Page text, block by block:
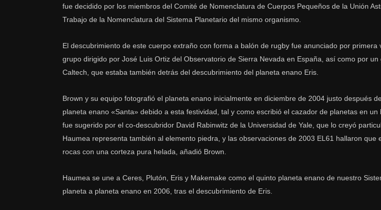
fue decidido por los miembros del Comité de Nomenclatura de Cuerpos Pequeños de la Unión
Trabajo de la Nomenclatura del Sistema Planetario del mismo organismo.
El descubrimiento de este cuerpo extraño con forma a balón de rugby fue anunciado por
grupo dirigido por José Luis Ortiz del Observatorio de Sierra Nevada en España, así como por
Caltech, que estaba también detrás del descubrimiento del planeta enano Eris.
Brown y su equipo fotografió el planeta enano inicialmente en diciembre de 2004 justo después
planeta enano «Santa» debido a esta festividad, tal y como escribió el cazador de planetas en
fue sugerido por el co-descubridor David Rabinwitz de la Universidad de Yale, que lo creyó
Haumea representa también al elemento piedra, y las observaciones de 2003 EL61 hallaron que
rocas con una corteza pura helada, añadió Brown.
Haumea se une a Ceres, Plutón, Eris y Makemake como el quinto planeta enano de nuestro
planeta a planeta enano en 2006, tras el descubrimiento de Eris.